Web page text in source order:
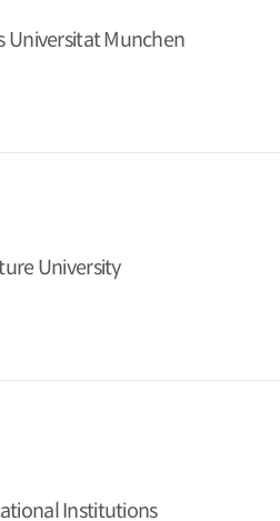
Universitat Munchen
University
Institutions